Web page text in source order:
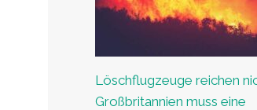
Löschflugzeuge reichen
Großbritannien muss eine